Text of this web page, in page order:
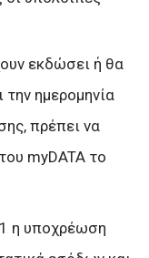
εκδώσει ή θα
την ημερομηνία
πρέπει να
myDATA το
η υποχρέωση